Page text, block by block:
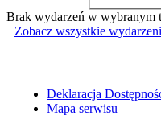
Brak wydarzeń w wybranym
Zobacz wszystkie
Deklaracja
Mapa serwisu